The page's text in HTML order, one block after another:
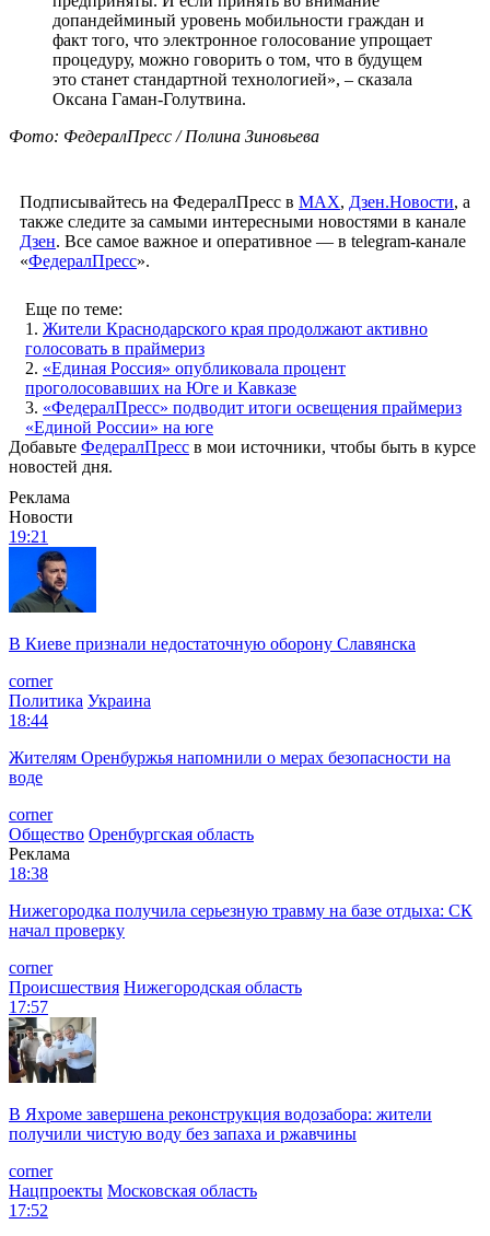
допандейминый уровень мобильности граждан и
факт того, что электронное голосование упрощает
процедуру, можно говорить о том, что в будущем
это станет стандартной технологией», – сказала
Оксана Гаман-Голутвина.
Фото: ФедералПресс / Полина Зиновьева
Подписывайтесь на ФедералПресс в МАХ, Дзен.Новости, а
также следите за самыми интересными новостями в канале
Дзен. Все самое важное и оперативное — в telegram-канале
«ФедералПресс».
Еще по теме:
1. Жители Краснодарского края продолжают активно
голосовать в праймериз
2. «Единая Россия» опубликовала процент
проголосовавших на Юге и Кавказе
3. «ФедералПресс» подводит итоги освещения праймериз
«Единой России» на юге
Добавьте ФедералПресс в мои источники, чтобы быть в курсе
новостей дня.
Реклама
Новости
19:21
В Киеве признали недостаточную оборону Славянска
corner
Политика Украина
18:44
Жителям Оренбуржья напомнили о мерах безопасности на
воде
corner
Общество Оренбургская область
Реклама
18:38
Нижегородка получила серьезную травму на базе отдыха: СК
начал проверку
corner
Происшествия Нижегородская область
17:57
В Яхроме завершена реконструкция водозабора: жители
получили чистую воду без запаха и ржавчины
corner
Нацпроекты Московская область
17:52